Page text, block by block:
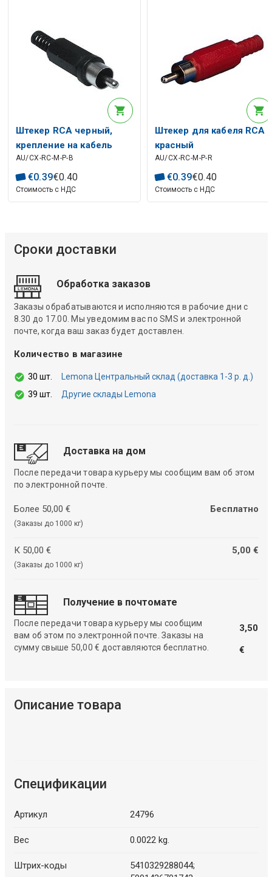
Штекер RCA черный,
крепление на кабель
AU/CX-RC-M-P-B
€0.39€0.40
Стоимость с НДС
Штекер для кабеля RCA
красный
AU/CX-RC-M-P-R
€0.39€0.40
Стоимость с НДС
Сроки доставки
Обработка заказов
Заказы обрабатываются и исполняются в рабочие дни с
8.30 до 17.00. Мы уведомим вас по SMS и электронной
почте, когда ваш заказ будет доставлен.
Количество в магазине
30 шт.
Lemona Центральный склад (доставка 1-3 р. д.)
39 шт.
Другие склады Lemona
Доставка на дом
После передачи товара курьеру мы сообщим вам об этом
по электронной почте.
Более 50,00 €
(Заказы до 1000 кг)
Бесплатно
К 50,00 €
(Заказы до 1000 кг)
5,00 €
Получение в почтомате
После передачи товара курьеру мы сообщим
вам об этом по электронной почте. Заказы на
сумму свыше 50,00 € доставляются бесплатно.
3,50
€
Описание товара
Спецификации
Артикул 24796
Вес 0.0022 kg.
Штрих-коды
5410329288044;